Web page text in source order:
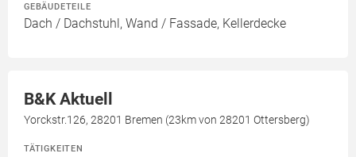
GEBÄUDETEILE
Dach / Dachstuhl, Wand / Fassade, Kellerdecke
B&K Aktuell
Yorckstr.126, 28201 Bremen (23km von 28201 Ottersberg)
TÄTIGKEITEN